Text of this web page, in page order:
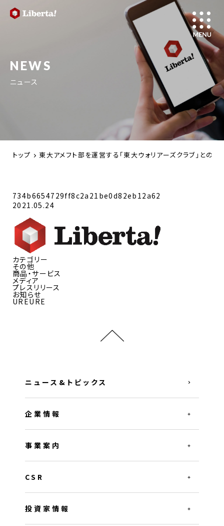
NEWS
ニュース
トップ 東大アメフト部を運営する「東大ウォリアーズクラブ」との
734b6654729ff8c2a21be0d82eb12a62
2021.05.24
カテゴリー
その他
商品・サービス
メディア
プレスリリース
お知らせ
UREURE
ニュース&トピックス
企業情報
事業案内
CSR
投資家情報